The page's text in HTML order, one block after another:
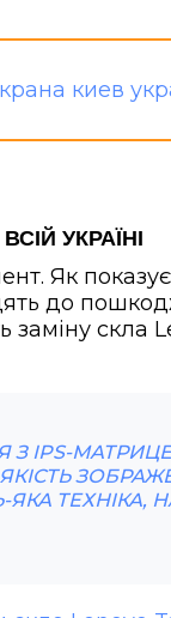
УКРАЇНІ
Як показує
до
скла
З IPS-
ЯКА ТЕХНІКА,